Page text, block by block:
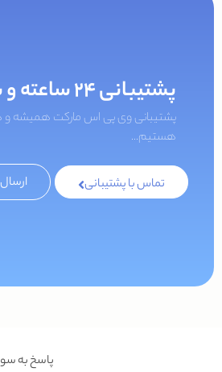
پشتیبانی 24 ساعته و سریع
پشتیبانی وی پی اس مارکت همیشه و
هستیم...
تماس با پشتیبانی
پاسخ به